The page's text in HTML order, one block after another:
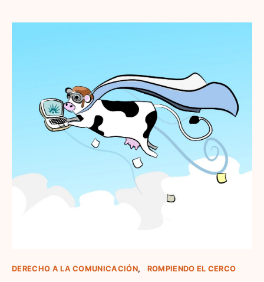
DERECHO A LA COMUNICACIÓN ROMPIENDO EL CERCO